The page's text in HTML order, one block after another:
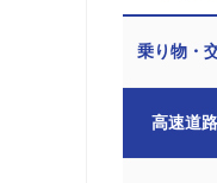
乗り物・
高速道路